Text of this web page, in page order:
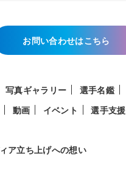
お問い合わせはこちら
写真ギャラリー 選手名鑑
動画 イベント 選手支援
ア立ち上げへの想い